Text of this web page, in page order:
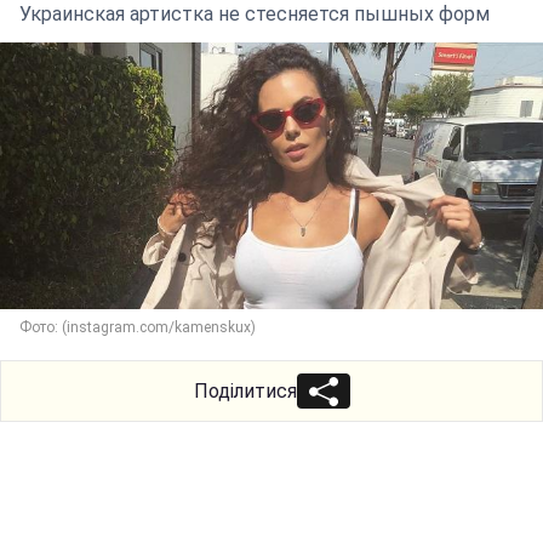
Украинская артистка не стесняется пышных форм
Фото: (instagram.com/kamenskux)
Поділитися